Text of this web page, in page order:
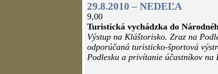
29.8.2010 – NEDEĽA
9,00
Turistická vychádzka do
Výstup na Kláštorisko. Zraz na
odporúčaná turisticko-športová
Podlesku a privítanie účastníkov